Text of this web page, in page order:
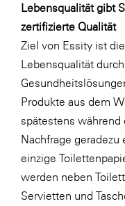
Lebensqualität gibt
zertifizierte Qualität
Ziel von Essity ist
Lebensqualität
Produkte aus dem
spätestens während
Nachfrage
einzige
werden neben
Servietten und